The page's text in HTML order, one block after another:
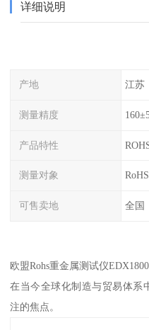
详细说明
产地 江苏
测量精度
产品特性
测量对象
可售卖地 全国
欧盟Rohs重金属测试仪
在当今全球化制造与贸易体系
注的焦点。